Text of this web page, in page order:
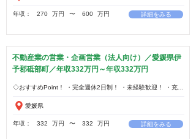
年収： 270 万円 ​〜 600 万円 詳細をみる
不動産業の営業・企画営業（法人向け）／愛媛県伊
予郡砥部町／年収332万円～年収332万円
愛媛県
年収： 332 万円 ​〜 332 万円 詳細をみる